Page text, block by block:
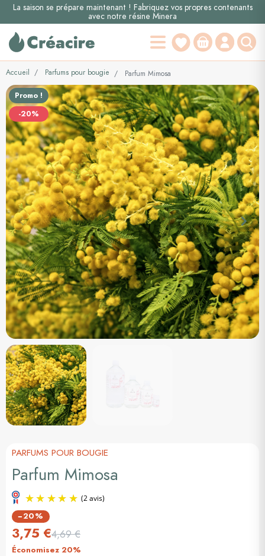
La saison se prépare maintenant ! Fabriquez vos propres contenants
avec notre résine Minera
Accueil Parfums pour bougie Parfum Mimosa
Promo !
-20%
Précédent
keyboard_arrow_left keyboard_arrow_right
PARFUMS POUR BOUGIE
Parfum Mimosa
−20%
3,75 €4,69 €
Économisez 20%